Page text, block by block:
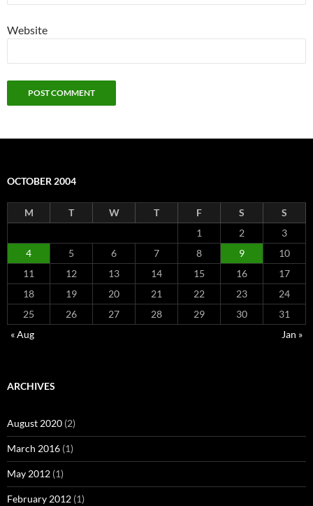
Website
OCTOBER 2004
M T W T F S
S
1
2
3
4
5 6 7 8 9
10
11
12 13 14 15 16
17
18
19 20 21 22 23
24
25
26 27 28 29 30
31
« Aug
Jan »
ARCHIVES
August 2020 (2)
March 2016 (1)
May 2012 (1)
February 2012 (1)